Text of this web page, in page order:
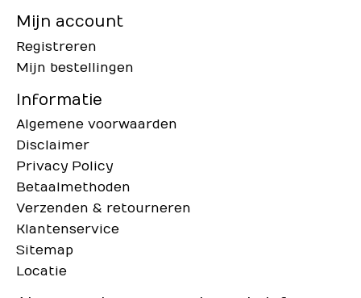
Mijn account
Registreren
Mijn bestellingen
Informatie
Algemene voorwaarden
Disclaimer
Privacy Policy
Betaalmethoden
Verzenden & retourneren
Klantenservice
Sitemap
Locatie